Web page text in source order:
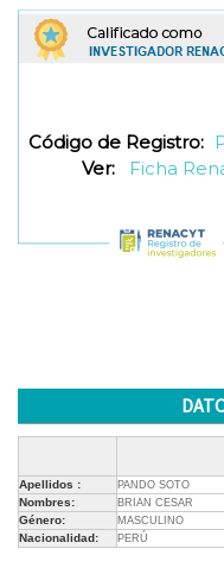
Código de Registro:
Ver:
Ficha
Apellidos : PANDO SOTO
Nombres: BRIAN CESAR
Género: MASCULINO
Nacionalidad: PERÚ